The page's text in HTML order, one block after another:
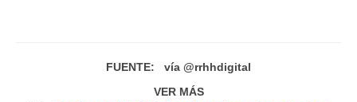
FUENTE: vía @rrhhdigital
VER MÁS